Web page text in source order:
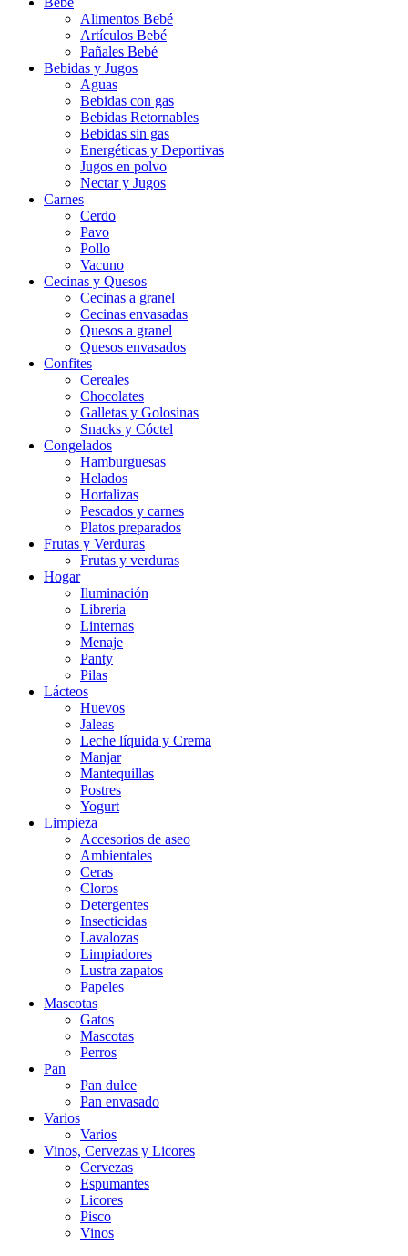
Alimentos Bebé
Artículos Bebé
Pañales Bebé
Bebidas y Jugos
Aguas
Bebidas con gas
Bebidas Retornables
Bebidas sin gas
Energéticas y Deportivas
Jugos en polvo
Nectar y Jugos
Carnes
Cerdo
Pavo
Pollo
Vacuno
Cecinas y Quesos
Cecinas a granel
Cecinas envasadas
Quesos a granel
Quesos envasados
Confites
Cereales
Chocolates
Galletas y Golosinas
Snacks y Cóctel
Congelados
Hamburguesas
Helados
Hortalizas
Pescados y carnes
Platos preparados
Frutas y Verduras
Frutas y verduras
Hogar
Iluminación
Libreria
Linternas
Menaje
Panty
Pilas
Lácteos
Huevos
Jaleas
Leche líquida y Crema
Manjar
Mantequillas
Postres
Yogurt
Limpieza
Accesorios de aseo
Ambientales
Ceras
Cloros
Detergentes
Insecticidas
Lavalozas
Limpiadores
Lustra zapatos
Papeles
Mascotas
Gatos
Mascotas
Perros
Pan
Pan dulce
Pan envasado
Varios
Varios
Vinos, Cervezas y Licores
Cervezas
Espumantes
Licores
Pisco
Vinos